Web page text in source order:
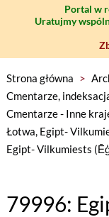
Portal w
Uratujmy
Strona główna >
Cmentarze,
Cmentarze - Inne
Łotwa, Egipt-
Egipt- Vilkumiests
79996: